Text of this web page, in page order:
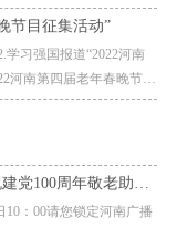
节目征集活动”
学习强国报道“2022河南
河南第四届老年春晚节目
就是今晚，千万别错过→“永远跟党走”庆祝建党100周年敬老助老获奖原创文艺作品和节目汇报演出
10：00请您锁定河南广播